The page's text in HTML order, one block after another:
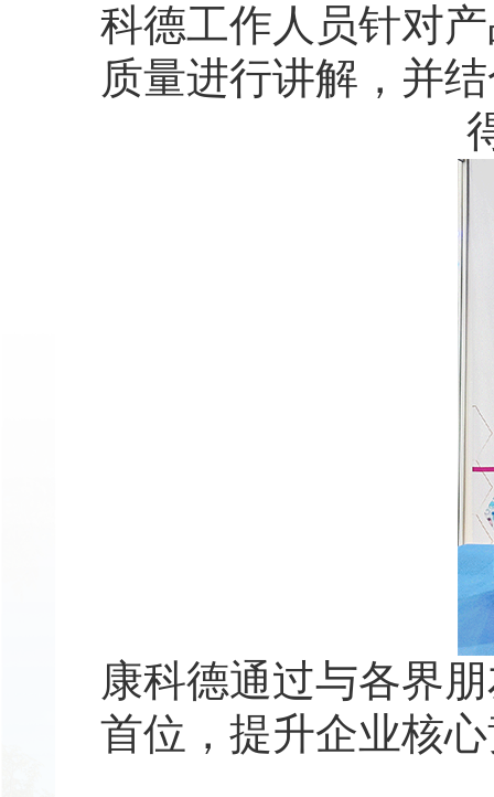
科德工作人员针对
质量进行讲解，并
康科德通过与各界
首位，提升企业核